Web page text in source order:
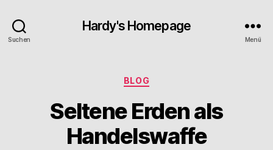
Suchen
Hardy's Homepage
Menü
Kategorien
BLOG
Seltene Erden als
Handelswaffe